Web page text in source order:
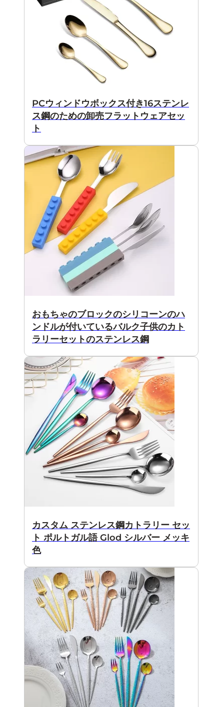
PCウィンドウボックス付き16ステンレ
ス鋼のための卸売フラットウェアセッ
ト
おもちゃのブロックのシリコーンのハ
ンドルが付いているバルク子供のカト
ラリーセットのステンレス鋼
カスタム ステンレス鋼カトラリー セッ
ト ポルトガル語 Glod シルバー メッキ
色